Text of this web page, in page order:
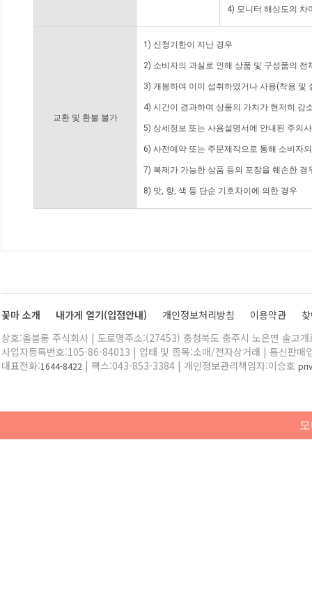
4) 모니터 해상도의 차
교환 및 환불 불가
1) 신청기한이 지난 경우
2) 소비자의 과실로 인해 상품 및 구성품의
3) 개봉하여 이미 섭취하였거나 사용(착용 및
4) 시간이 경과하여 상품의 가치가 현저히 감
5) 상세정보 또는 사용설명서에 안내된 주의
6) 사전예약 또는 주문제작으로 통해 소비자
7) 복제가 가능한 상품 등의 포장을 훼손한 경
8) 맛, 향, 색 등 단순 기호차이에 의한 경우
꽃마 소개 내가게 열기(입점안내) 개인정보처리방침 이용약관
상호:올블룸 주식회사 | 도로명주소:(27453) 충청북도 충주시 노은면 솔고
사업자등록번호:105-86-84013 | 업태 및 종목:소매/전자상거래 | 통신판매
대표전화:1644-8422 | 팩스:043-853-3384 | 개인정보관리책임자:이승호